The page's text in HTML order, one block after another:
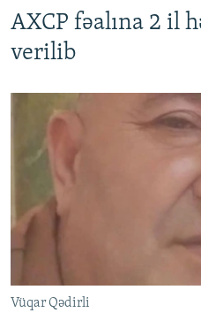
AXCP fəalına 2 il
verilib
Vüqar Qədirli